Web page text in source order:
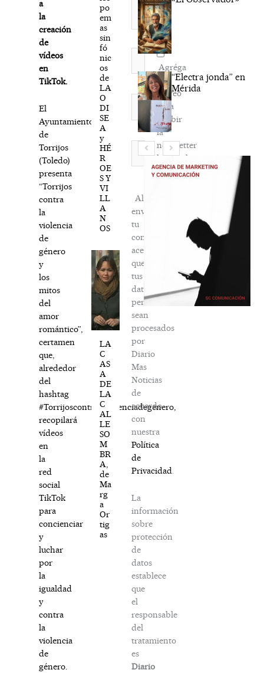
a
la
creación
de
vídeos
en
TikTok.
El
Ayuntamiento
de
Torrijos
(Toledo)
presenta
“Torrijos
contra
la
violencia
de
género
y
los
mitos
del
amor
romántico”,
certamen
que,
alrededor
del
hashtag
#Torrijoscontralaviolenciadegenero,
recopilará
vídeos
en
la
red
social
TikTok
para
concienciar
y
luchar
por
la
igualdad
y
contra
la
violencia
de
género.
po
em
as
sin
fó
nic
os
de
LA
O
DI
SE
A
y
HÉ
R
OE
S Y
VI
LL
A
N
OS
LA
C
AS
A
DE
LA
C
AL
LE
SO
M
BR
A,
de
Ma
rg
a
Or
tig
as
Nombre*
Correo
electrónico*
Web
Agréga
mi
correo
para
recibir
la
newsletter
habitual
Al
enviar
tu
comentario,
aceptas
que
tus
datos
personales
sean
procesados
por
Diario
Mas
Noticias
de
acuerdo
con
nuestra
Política
de
Privacidad
La
información
sobre
protección
de
datos
establece
que
el
responsable
del
tratamiento
es
Diario
“Electra jonda” en
Mérida